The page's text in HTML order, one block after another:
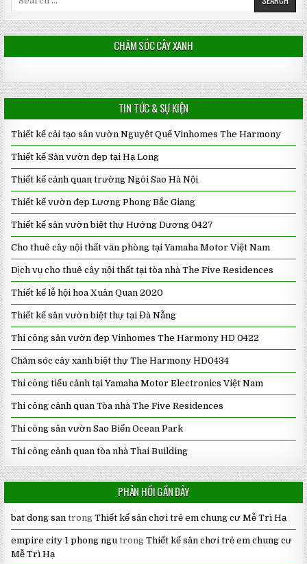
CHĂM SÓC CÂY XANH
TIN TỨC & SỰ KIỆN
Thiết kế cải tạo sân vườn Nguyệt Quế Vinhomes The Harmony
Thiết kế Sân vườn đẹp tại Hạ Long
Thiết kế cảnh quan trường Ngôi Sao Hà Nội
Thiết kế vườn đẹp Lương Phong Bắc Giang
Thiết kế sân vườn biệt thự Hướng Dương 0427
Cho thuê cây nội thất văn phòng tại Yamaha Motor Việt Nam
Dịch vụ cho thuê cây nội thất tại tòa nhà The Five Residences
Thiết kế lễ hội hoa Xuân Quan 2020
Thiết kế sân vườn biệt thự tại Đà Nẵng
Thi công sân vườn đẹp Vinhomes The Harmony HD 0422
Chăm sóc cây xanh biệt thự The Harmony HD0434
Thi công tiểu cảnh tại Yamaha Motor Electronics Việt Nam
Thi công cảnh quan Tòa nhà The Five Residences
Thi công sân vườn Sao Biển Ocean Park
Thi công cảnh quan tòa nhà Thai Building
PHẢN HỒI GẦN ĐÂY
bat dong san trongThiết kế sân chơi trẻ em chung cư Mễ Trì Hạ
empire city 1 phong ngu trongThiết kế sân chơi trẻ em chung cư
Mễ Trì Hạ